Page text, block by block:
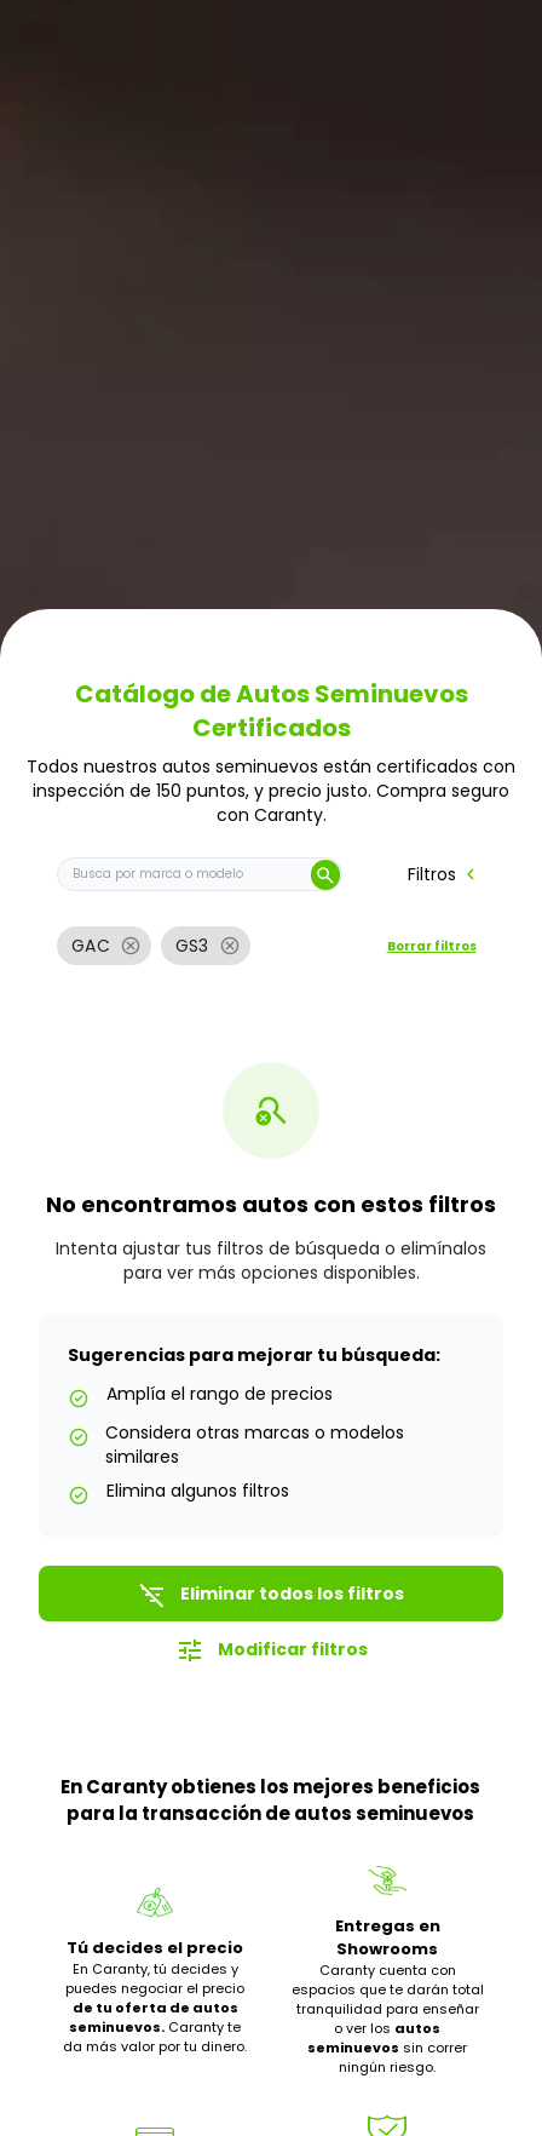
Catálogo de Autos Seminuevos
Certificados
Todos nuestros autos seminuevos están certificados con
inspección de 150 puntos, y precio justo. Compra seguro
con Caranty.
Buscar auto por marca o modelo
search Filtros chevron_left
GAC cancel GS3 cancel Borrar filtros
search_off
No encontramos autos con estos filtros
Intenta ajustar tus filtros de búsqueda o elimínalos
para ver más opciones disponibles.
Sugerencias para mejorar tu búsqueda:
check_circle Amplía el rango de precios
check_circle
Considera otras marcas o modelos
similares
check_circle Elimina algunos filtros
filter_list_off Eliminar todos los filtros
tune Modificar filtros
En Caranty obtienes los mejores beneficios
para la transacción de autos seminuevos
Tú decides el precio
En Caranty, tú decides y
puedes negociar el precio
de tu oferta de autos
seminuevos. Caranty te
da más valor por tu dinero.
Entregas en
Showrooms
Caranty cuenta con
espacios que te darán total
tranquilidad para enseñar
o ver los autos
seminuevos sin correr
ningún riesgo.